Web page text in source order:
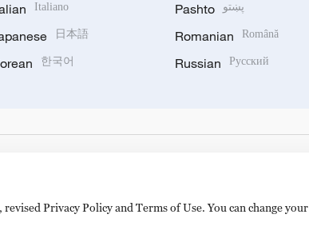
Italiano
日本語
한국어
Pashto پښتو
Romanian Română
Russian Русский
Privacy Policy and Terms of Use. You can change your